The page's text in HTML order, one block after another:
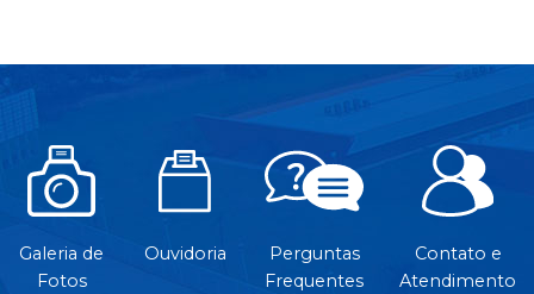
Galeria de
Fotos
Ouvidoria
Perguntas
Frequentes
Contato e
Atendimento